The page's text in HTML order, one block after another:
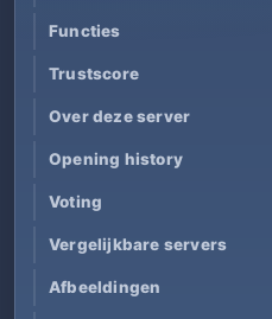
Functies
Trustscore
Over deze server
Opening history
Voting
Vergelijkbare servers
Afbeeldingen